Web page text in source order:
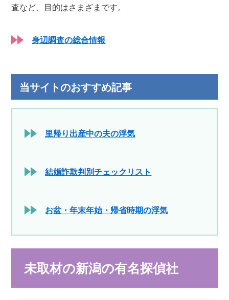
査など、目的はさまざまです。
身辺調査の総合情報
当サイトのおすすめ記事
里帰り出産中の夫の浮気
結婚詐欺判別チェックリスト
お盆・年末年始・帰省時期の浮気
未取材の新潟の有名探偵社